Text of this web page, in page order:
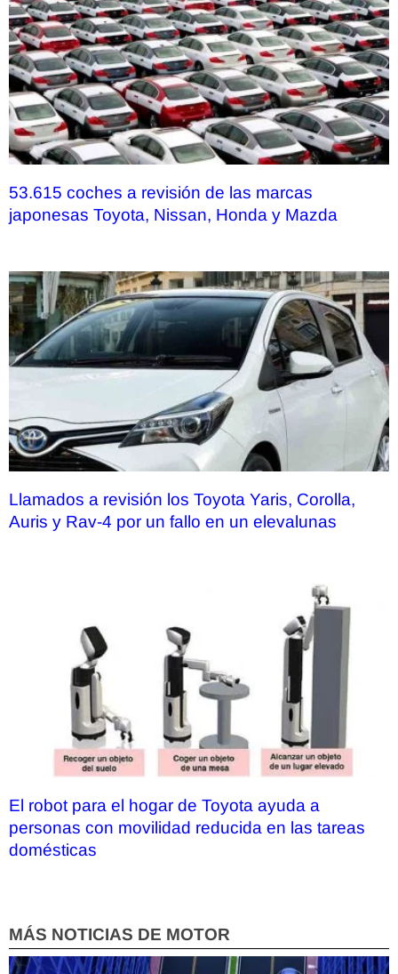
53.615 coches a revisión de las marcas
japonesas Toyota, Nissan, Honda y Mazda
Llamados a revisión los Toyota Yaris, Corolla,
Auris y Rav-4 por un fallo en un elevalunas
El robot para el hogar de Toyota ayuda a
personas con movilidad reducida en las tareas
domésticas
MÁS NOTICIAS DE MOTOR